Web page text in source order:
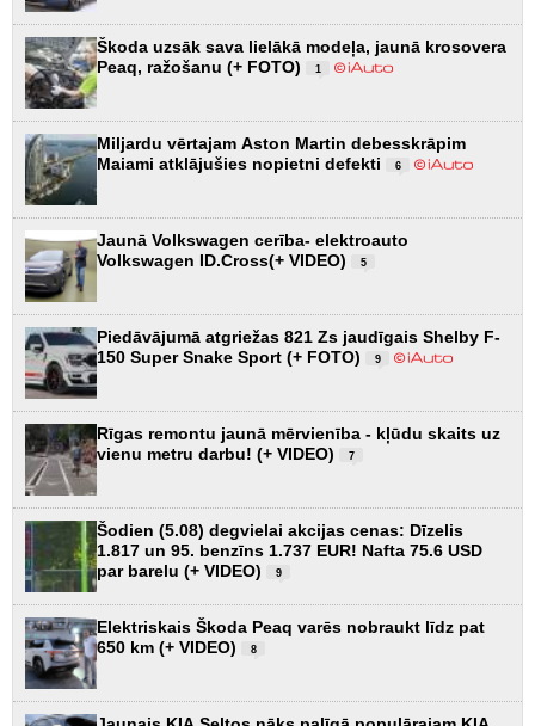
Škoda uzsāk sava lielākā modeļa, jaunā krosovera
Peaq, ražošanu (+ FOTO)
1
Miljardu vērtajam Aston Martin debesskrāpim
Maiami atklājušies nopietni defekti
6
Jaunā Volkswagen cerība- elektroauto
Volkswagen ID.Cross(+ VIDEO)
5
Piedāvājumā atgriežas 821 Zs jaudīgais Shelby F-
150 Super Snake Sport (+ FOTO)
9
Rīgas remontu jaunā mērvienība - kļūdu skaits uz
vienu metru darbu! (+ VIDEO)
7
Šodien (5.08) degvielai akcijas cenas: Dīzelis
1.817 un 95. benzīns 1.737 EUR! Nafta 75.6 USD
par barelu (+ VIDEO)
9
Elektriskais Škoda Peaq varēs nobraukt līdz pat
650 km (+ VIDEO)
8